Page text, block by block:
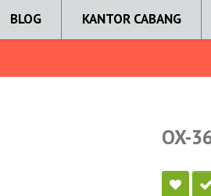
BLOG KANTOR CABANG
OX-